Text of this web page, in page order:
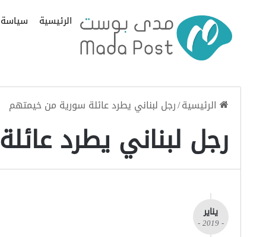
الرئيسية سياسة
الرئيسية/رجل لبناني يطرد عائلة سورية من خيمتهم
رجل لبناني يطرد
يناير
- 2019 -